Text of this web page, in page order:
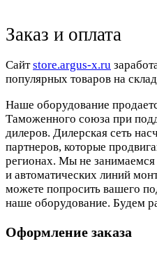
Заказ и оплата
Cайтstore.argus-x.ru
популярных товаров на
Наше оборудование
Таможенного союза при
дилеров. Дилерская сеть
партнеров, которые
регионах. Мы не
и автоматических линий
можете попросить вашего
наше оборудование. Будем
Оформление заказа